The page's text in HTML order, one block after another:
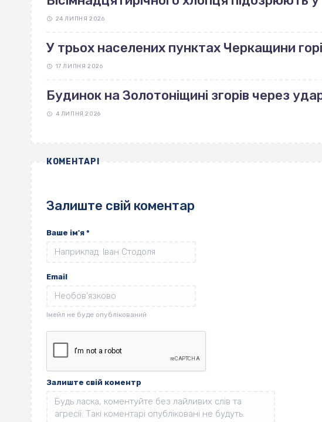
24 ЛИПНЯ 2026
У трьох населених пунктах Черкащини
17 ЛИПНЯ 2026
Будинок на Золотоніщині згорів через
4 ЛИПНЯ 2026
КОМЕНТАРІ
Залиште свій коментар
Ваше ім'я *
Email
Залиште свій коментр